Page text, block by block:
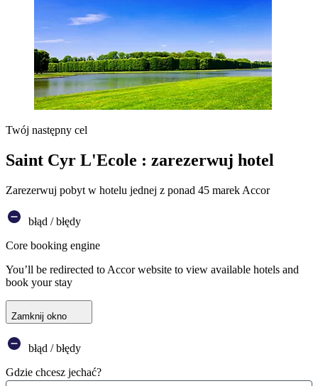
Twój następny cel
Saint Cyr L'Ecole : zarezerwuj hotel
Zarezerwuj pobyt w hotelu jednej z ponad 45 marek Accor
błąd / błędy
Core booking engine
You’ll be redirected to Accor website to view available hotels and
book your stay
Zamknij okno
błąd / błędy
Gdzie chcesz jechać?